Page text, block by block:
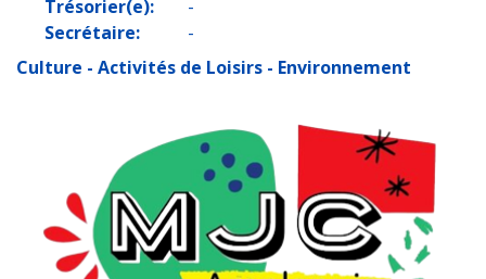
Trésorier(e):
Secrétaire:
-
-
Culture - Activités de Loisirs - Environnement